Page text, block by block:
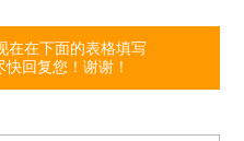
在在下面的表格填写
回复您！谢谢！